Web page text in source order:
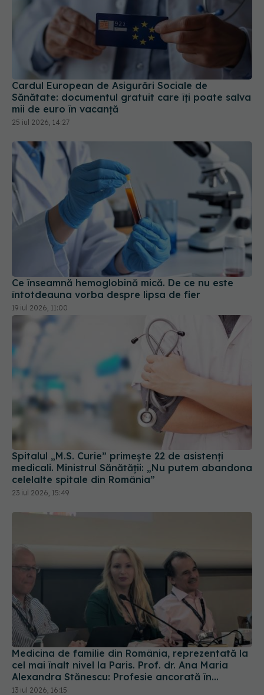
Cardul European de Asigurări Sociale de
Sănătate: documentul gratuit care îți poate salva
mii de euro în vacanță
25 iul 2026, 14:27
Ce înseamnă hemoglobină mică. De ce nu este
întotdeauna vorba despre lipsa de fier
19 iul 2026, 11:00
Spitalul „M.S. Curie” primește 22 de asistenți
medicali. Ministrul Sănătății: „Nu putem abandona
celelalte spitale din România”
23 iul 2026, 15:49
Medicina de familie din România, reprezentată la
cel mai înalt nivel la Paris. Prof. dr. Ana Maria
Alexandra Stănescu: Profesie ancorată în
comunitate
13 iul 2026, 16:15